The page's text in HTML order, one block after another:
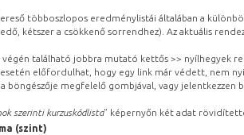
többoszlopos eredménylistái általában a
kétszer a csökkenő sorrendhez). Az aktuális
végén található jobbra mutató kettős >> nyílhegyek
előfordulhat, hogy egy link már védett, nem
a böngészője megfelelő gombjával, vagy
szerinti kurzuskódlista” képernyőn két adat
(szint)